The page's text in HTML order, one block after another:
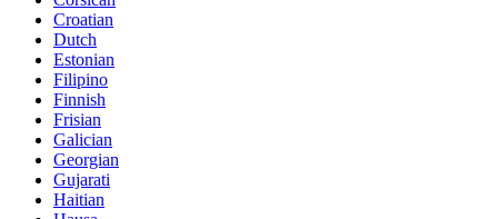
Croatian
Dutch
Estonian
Filipino
Finnish
Frisian
Galician
Georgian
Gujarati
Haitian